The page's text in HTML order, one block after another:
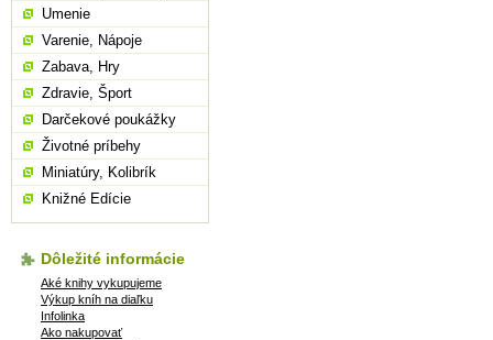
Umenie
Varenie, Nápoje
Zabava, Hry
Zdravie, Šport
Darčekové poukážky
Životné príbehy
Miniatúry, Kolibrík
Knižné Edície
Dôležité informácie
Aké knihy vykupujeme
Výkup kníh na diaľku
Infolinka
Ako nakupovať